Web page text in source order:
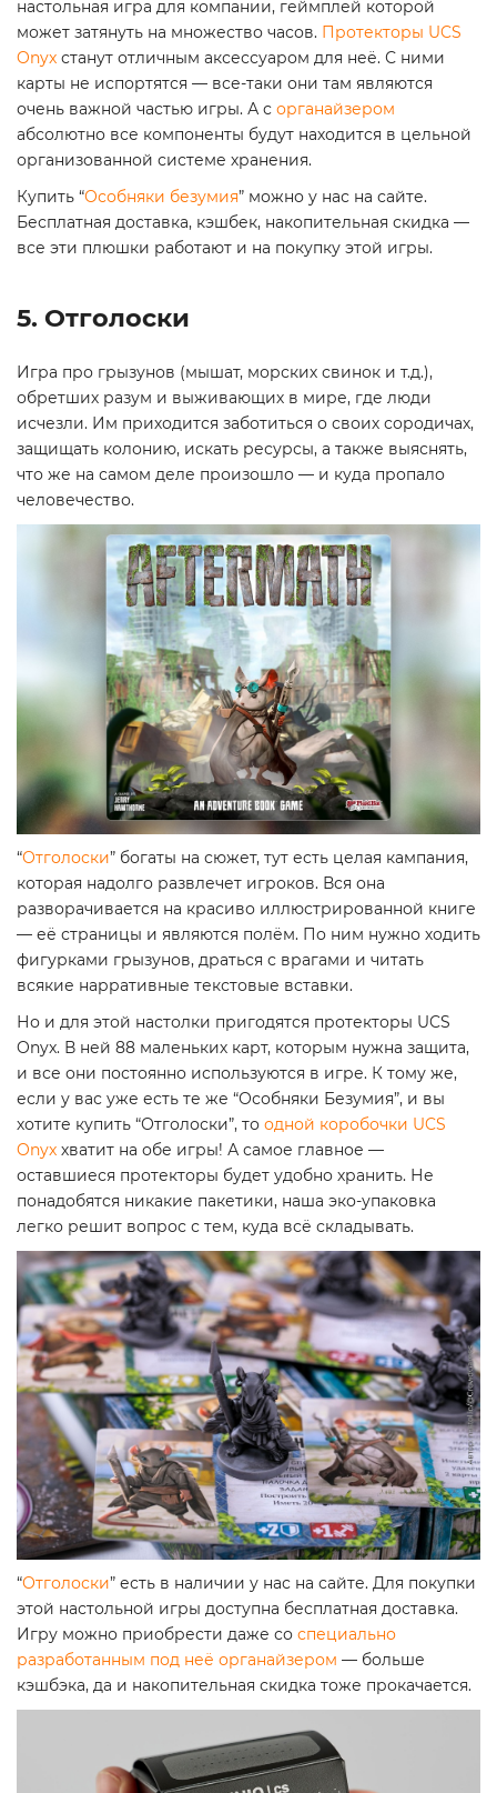
настольная игра для компании, геймплей которой
может затянуть на множество часов. Протекторы UCS
Onyx станут отличным аксессуаром для неё. С ними
карты не испортятся — все-таки они там являются
очень важной частью игры. А с органайзером
абсолютно все компоненты будут находится в цельной
организованной системе хранения.
Купить “Особняки безумия” можно у нас на сайте.
Бесплатная доставка, кэшбек, накопительная скидка —
все эти плюшки работают и на покупку этой игры.
5. Отголоски
Игра про грызунов (мышат, морских свинок и т.д.),
обретших разум и выживающих в мире, где люди
исчезли. Им приходится заботиться о своих сородичах,
защищать колонию, искать ресурсы, а также выяснять,
что же на самом деле произошло — и куда пропало
человечество.
“Отголоски” богаты на сюжет, тут есть целая кампания,
которая надолго развлечет игроков. Вся она
разворачивается на красиво иллюстрированной книге
— её страницы и являются полём. По ним нужно ходить
фигурками грызунов, драться с врагами и читать
всякие нарративные текстовые вставки.
Но и для этой настолки пригодятся протекторы UCS
Onyx. В ней 88 маленьких карт, которым нужна защита,
и все они постоянно используются в игре. К тому же,
если у вас уже есть те же “Особняки Безумия”, и вы
хотите купить “Отголоски”, то одной коробочки UCS
Onyx хватит на обе игры! А самое главное —
оставшиеся протекторы будет удобно хранить. Не
понадобятся никакие пакетики, наша эко-упаковка
легко решит вопрос с тем, куда всё складывать.
“Отголоски” есть в наличии у нас на сайте. Для покупки
этой настольной игры доступна бесплатная доставка.
Игру можно приобрести даже со специально
разработанным под неё органайзером — больше
кэшбэка, да и накопительная скидка тоже прокачается.